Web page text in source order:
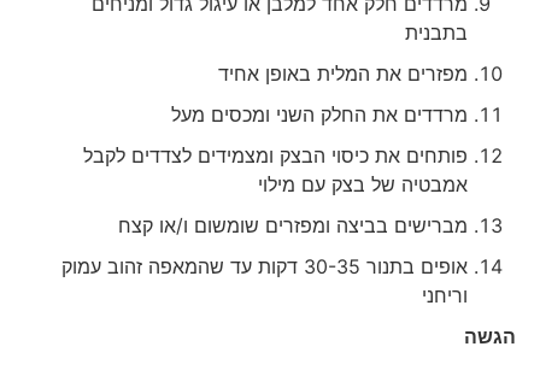
בתבנית
מפזרים את המלית באופן אחיד
מרדדים את החלק השני ומכסים מעל
פותחים את כיסוי הבצק ומצמידים לצדדים לקבל
אמבטיה של בצק עם מילוי
מברישים בביצה ומפזרים שומשום ו/או קצח
אופים בתנור 30-35 דקות עד שהמאפה זהוב עמוק
וריחני
הגשה